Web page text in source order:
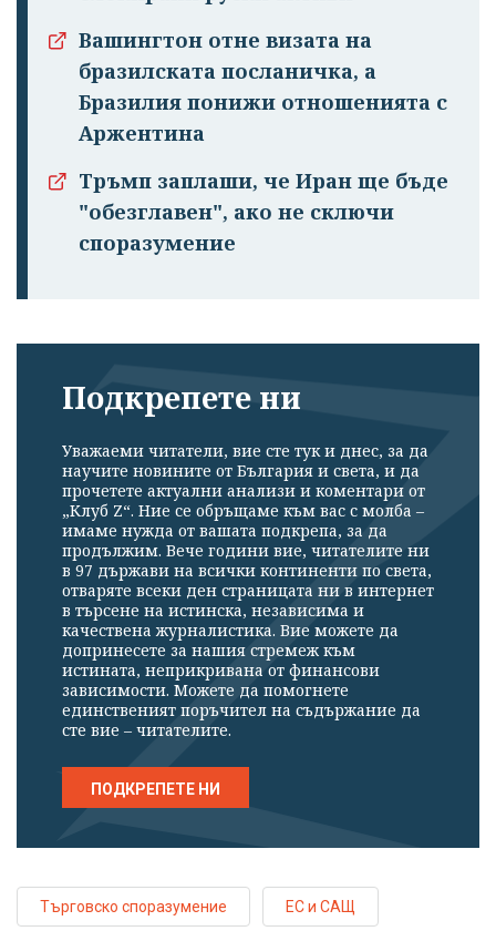
Вашингтон отне визата на
бразилската посланичка, а
Бразилия понижи отношенията с
Аржентина
Тръмп заплаши, че Иран ще бъде
"обезглавен", ако не сключи
споразумение
Подкрепете ни
Уважаеми читатели, вие сте тук и днес, за да
научите новините от България и света, и да
прочетете актуални анализи и коментари от
„Клуб Z“. Ние се обръщаме към вас с молба –
имаме нужда от вашата подкрепа, за да
продължим. Вече години вие, читателите ни
в 97 държави на всички континенти по света,
отваряте всеки ден страницата ни в интернет
в търсене на истинска, независима и
качествена журналистика. Вие можете да
допринесете за нашия стремеж към
истината, неприкривана от финансови
зависимости. Можете да помогнете
единственият поръчител на съдържание да
сте вие – читателите.
ПОДКРЕПЕТЕ НИ
Търговско споразумение ЕС и САЩ